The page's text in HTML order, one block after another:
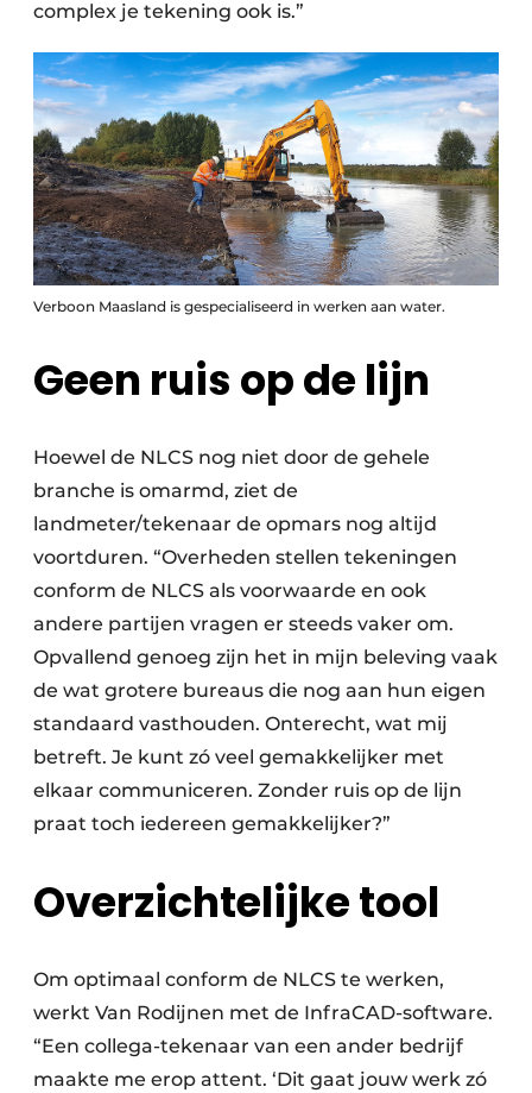
complex je tekening ook is.”
Verboon Maasland is gespecialiseerd in werken aan water.
Geen ruis op de lijn
Hoewel de NLCS nog niet door de gehele
branche is omarmd, ziet de
landmeter/tekenaar de opmars nog altijd
voortduren. “Overheden stellen tekeningen
conform de NLCS als voorwaarde en ook
andere partijen vragen er steeds vaker om.
Opvallend genoeg zijn het in mijn beleving vaak
de wat grotere bureaus die nog aan hun eigen
standaard vasthouden. Onterecht, wat mij
betreft. Je kunt zó veel gemakkelijker met
elkaar communiceren. Zonder ruis op de lijn
praat toch iedereen gemakkelijker?”
Overzichtelijke tool
Om optimaal conform de NLCS te werken,
werkt Van Rodijnen met de InfraCAD-software.
“Een collega-tekenaar van een ander bedrijf
maakte me erop attent. ‘Dit gaat jouw werk zó